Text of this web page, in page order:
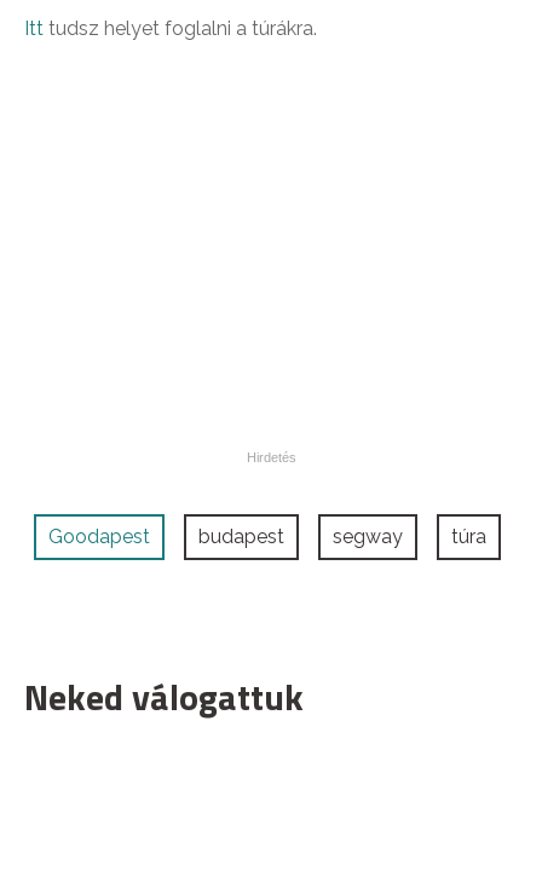
Itt tudsz helyet foglalni a túrákra.
Goodapest budapest segway túra
Neked válogattuk